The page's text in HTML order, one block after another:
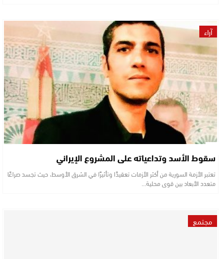
آراء
سقوط الأسد وتداعياته على المشروع الإيراني
تعتبر الأزمة السورية من أكثر الأزمات تعقيدًا وتأثيرًا في الشرق الأوسط، حيث تجسد صراعًا
متعدد الأبعاد بين قوى محلية…
مجتمع